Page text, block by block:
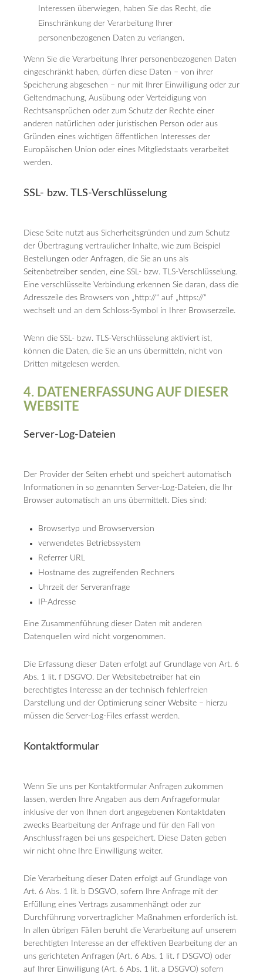
Interessen überwiegen, haben Sie das Recht, die
Einschränkung der Verarbeitung Ihrer
personenbezogenen Daten zu verlangen.
Wenn Sie die Verarbeitung Ihrer personenbezogenen Daten
eingeschränkt haben, dürfen diese Daten – von ihrer
Speicherung abgesehen – nur mit Ihrer Einwilligung oder zur
Geltendmachung, Ausübung oder Verteidigung von
Rechtsansprüchen oder zum Schutz der Rechte einer
anderen natürlichen oder juristischen Person oder aus
Gründen eines wichtigen öffentlichen Interesses der
Europäischen Union oder eines Mitgliedstaats verarbeitet
werden.
SSL- bzw. TLS-Verschlüsselung
Diese Seite nutzt aus Sicherheitsgründen und zum Schutz
der Übertragung vertraulicher Inhalte, wie zum Beispiel
Bestellungen oder Anfragen, die Sie an uns als
Seitenbetreiber senden, eine SSL- bzw. TLS-Verschlüsselung.
Eine verschlüsselte Verbindung erkennen Sie daran, dass die
Adresszeile des Browsers von „http://“ auf „https://“
wechselt und an dem Schloss-Symbol in Ihrer Browserzeile.
Wenn die SSL- bzw. TLS-Verschlüsselung aktiviert ist,
können die Daten, die Sie an uns übermitteln, nicht von
Dritten mitgelesen werden.
4. DATENERFASSUNG AUF DIESER
WEBSITE
Server-Log-Dateien
Der Provider der Seiten erhebt und speichert automatisch
Informationen in so genannten Server-Log-Dateien, die Ihr
Browser automatisch an uns übermittelt. Dies sind:
Browsertyp und Browserversion
verwendetes Betriebssystem
Referrer URL
Hostname des zugreifenden Rechners
Uhrzeit der Serveranfrage
IP-Adresse
Eine Zusammenführung dieser Daten mit anderen
Datenquellen wird nicht vorgenommen.
Die Erfassung dieser Daten erfolgt auf Grundlage von Art. 6
Abs. 1 lit. f DSGVO. Der Websitebetreiber hat ein
berechtigtes Interesse an der technisch fehlerfreien
Darstellung und der Optimierung seiner Website – hierzu
müssen die Server-Log-Files erfasst werden.
Kontaktformular
Wenn Sie uns per Kontaktformular Anfragen zukommen
lassen, werden Ihre Angaben aus dem Anfrageformular
inklusive der von Ihnen dort angegebenen Kontaktdaten
zwecks Bearbeitung der Anfrage und für den Fall von
Anschlussfragen bei uns gespeichert. Diese Daten geben
wir nicht ohne Ihre Einwilligung weiter.
Die Verarbeitung dieser Daten erfolgt auf Grundlage von
Art. 6 Abs. 1 lit. b DSGVO, sofern Ihre Anfrage mit der
Erfüllung eines Vertrags zusammenhängt oder zur
Durchführung vorvertraglicher Maßnahmen erforderlich ist.
In allen übrigen Fällen beruht die Verarbeitung auf unserem
berechtigten Interesse an der effektiven Bearbeitung der an
uns gerichteten Anfragen (Art. 6 Abs. 1 lit. f DSGVO) oder
auf Ihrer Einwilligung (Art. 6 Abs. 1 lit. a DSGVO) sofern